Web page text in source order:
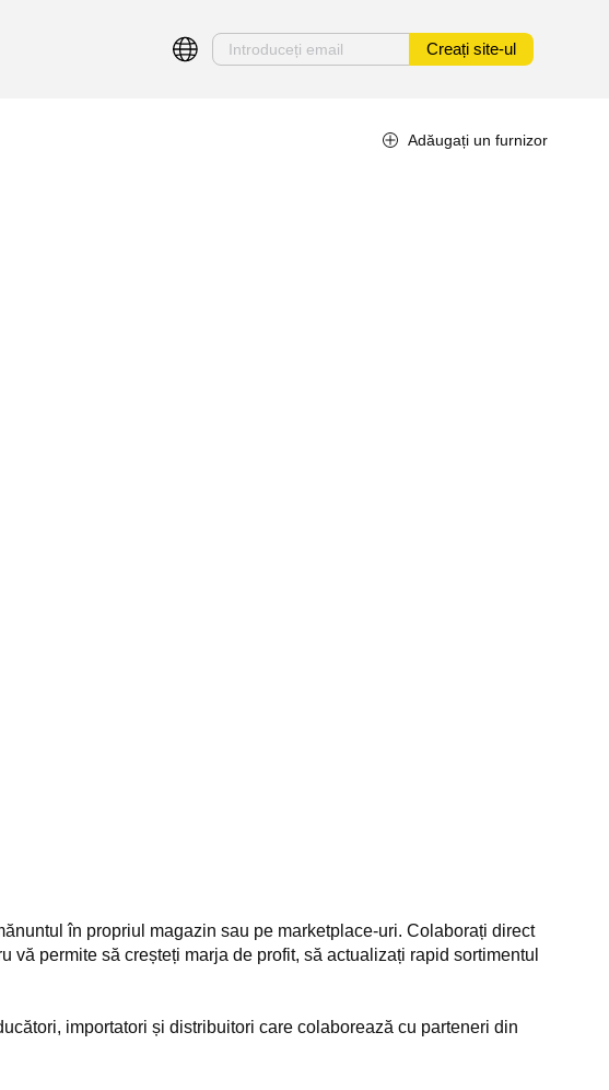
Creați site-ul
Adăugați un furnizor
în propriul magazin sau pe marketplace-uri. Colaborați direct
permite să creșteți marja de profit, să actualizați rapid sortimentul
importatori și distribuitori care colaborează cu parteneri din